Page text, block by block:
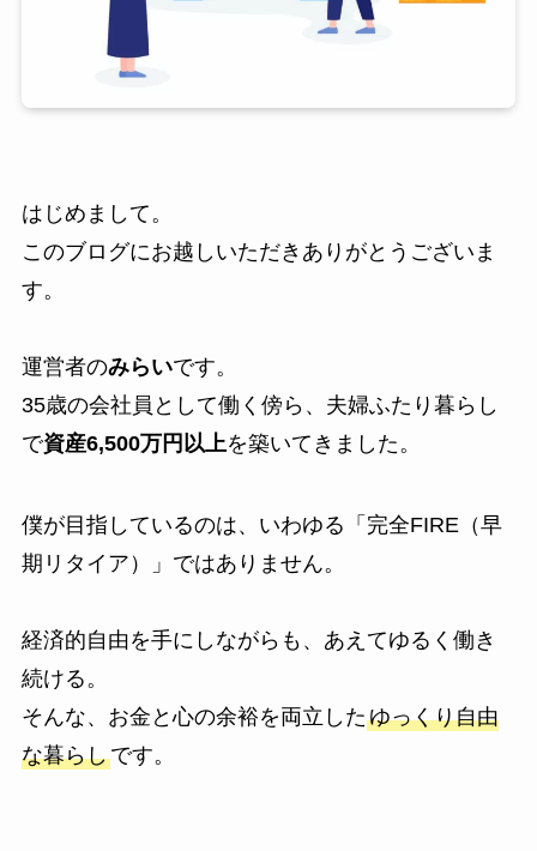
はじめまして。
このブログにお越しいただきありがとうございま
す。
運営者のみらいです。
35歳の会社員として働く傍ら、夫婦ふたり暮らし
で資産6,500万円以上を築いてきました。
僕が目指しているのは、いわゆる「完全FIRE（早
期リタイア）」ではありません。
経済的自由を手にしながらも、あえてゆるく働き
続ける。
そんな、お金と心の余裕を両立したゆっくり自由
な暮らしです。